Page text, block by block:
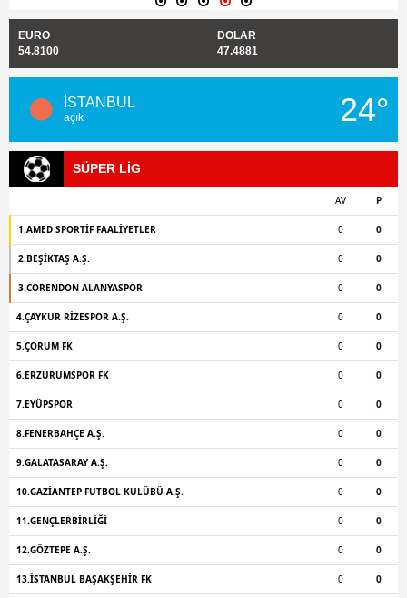
EURO
54.8100
DOLAR
47.4881
İSTANBUL
açık 24°
SÜPER LİG